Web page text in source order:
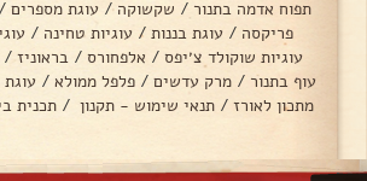
תפוח אדמה בתנור / שקשוקה / עוגת מספרים /
פריקסה / עוגת בננות / עוגיות טחינה /
עוגיות שוקולד צ׳יפס / אלפחורס / בראוניז /
עוף בתנור / מרק עדשים / פלפל ממולא / עוגת
מתכון לאורז / תנאי שימוש - תקנון / תכנית